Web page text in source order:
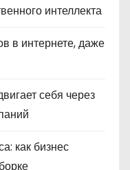
интеллекта
в интернете, даже
себя через
как бизнес